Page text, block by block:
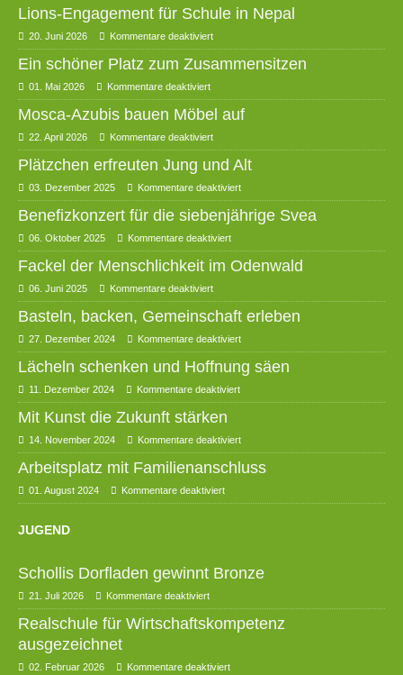
Lions-Engagement für Schule in Nepal
20. Juni 2026 Kommentare deaktiviert
Ein schöner Platz zum Zusammensitzen
01. Mai 2026 Kommentare deaktiviert
Mosca-Azubis bauen Möbel auf
22. April 2026 Kommentare deaktiviert
Plätzchen erfreuten Jung und Alt
03. Dezember 2025 Kommentare deaktiviert
Benefizkonzert für die siebenjährige Svea
06. Oktober 2025 Kommentare deaktiviert
Fackel der Menschlichkeit im Odenwald
06. Juni 2025 Kommentare deaktiviert
Basteln, backen, Gemeinschaft erleben
27. Dezember 2024 Kommentare deaktiviert
Lächeln schenken und Hoffnung säen
11. Dezember 2024 Kommentare deaktiviert
Mit Kunst die Zukunft stärken
14. November 2024 Kommentare deaktiviert
Arbeitsplatz mit Familienanschluss
01. August 2024 Kommentare deaktiviert
JUGEND
Schollis Dorfladen gewinnt Bronze
21. Juli 2026 Kommentare deaktiviert
Realschule für Wirtschaftskompetenz
ausgezeichnet
02. Februar 2026 Kommentare deaktiviert